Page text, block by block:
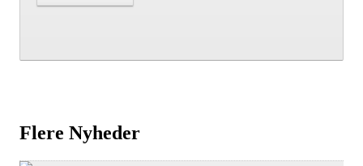
Flere Nyheder